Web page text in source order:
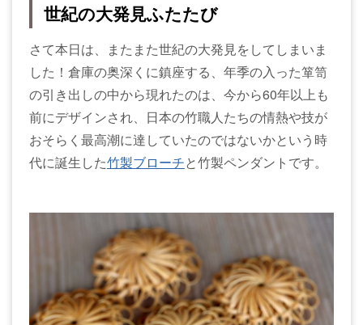
世紀の大発見ふたたび
さて本日は、またまた世紀の大発見をしてしまいま
した！倉庫の奥深くに鎮座する、年季の入った箪笥
の引き出しの中から現れたのは、今から60年以上も
前にデザインされ、日本の竹職人たちの情熱や技が
おそらく最高潮に達していたのではないかという時
代に誕生した竹製ブローチと竹製ペンダントです。